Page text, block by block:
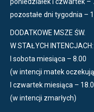
pozostałe dni tygodnia –
DODATKOWE MSZE ŚW.
W STAŁYCH INTENCJACH:
I sobota miesiąca – 8.00
(w intencji matek
I czwartek miesiąca –
(w intencji zmarłych)